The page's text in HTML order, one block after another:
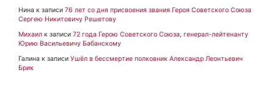
Нина к записи 76 лет со дня присвоения звания Героя Советского Союза
Сергею Никитовичу Решетову
Михаил к записи 72 года Герою Советского Союза, генерал-лейтенанту
Юрию Васильевичу Бабанскому
Галина к записи Ушёл в бессмертие полковник Александр Леонтьевич
Брик